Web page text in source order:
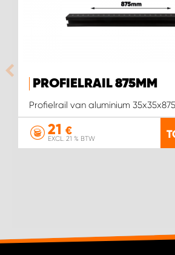
PROFIELRAIL 875MM
Profielrail van aluminium
21 €
EXCL. 21 % BTW
WORK SYSTEM SIMPELVELD
WORK SYSTEM WILLEMSTAD